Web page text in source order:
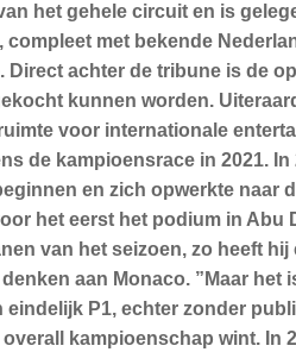
het gehele circuit en is
met bekende
achter de tribune is de
kunnen worden.
voor internationale
de kampioensrace in 2021. In
en zich opwerkte naar
het eerst het podium in Abu
van het seizoen, zo heeft hij
aan Monaco. ”Maar het
eindelijk P1, echter zonder
kampioenschap wint. In